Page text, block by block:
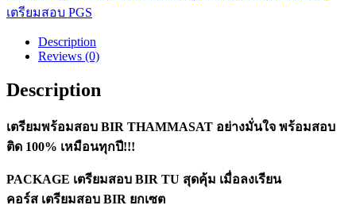
เตรียมสอบ PGS
Description
Reviews (0)
Description
เตรียมพร้อมสอบ BIR THAMMASAT อย่างมั่นใจ พร้อมสอบ
ติด 100% เหมือนทุกปี!!!
PACKAGE เตรียมสอบ BIR TU สุดคุ้ม เมื่อลงเรียน
คอร์ส เตรียมสอบ BIR ยกเซต